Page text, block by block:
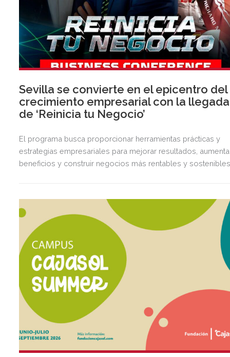
Sevilla se convierte en el epicentro del
crecimiento empresarial con la llegada
de ‘Reinicia tu Negocio’
El programa busca proporcionar herramientas prácticas y
estrategias empresariales para mejorar resultados,
beneficios y construir negocios más rentables y